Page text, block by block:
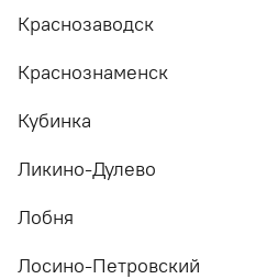
Краснозаводск
Краснознаменск
Кубинка
Ликино-Дулево
Лобня
Лосино-Петровский